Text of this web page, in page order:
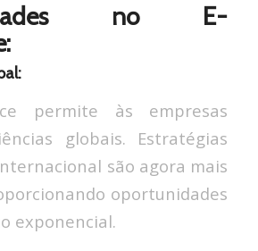
no E-
permite às empresas
globais. Estratégias
são agora mais
oportunidades
exponencial.